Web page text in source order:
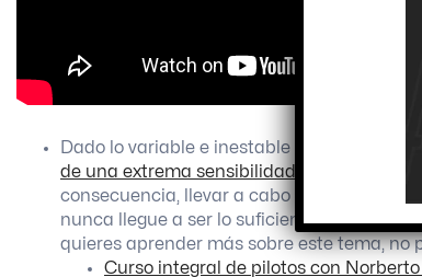
Dado lo variable e inestable que suele
de una extrema sensibilidad para evaluar
consecuencia, llevar a cabo un
nunca llegue a ser lo suficientemente alta
quieres aprender más sobre este tema, no
Curso integral de pilotos con